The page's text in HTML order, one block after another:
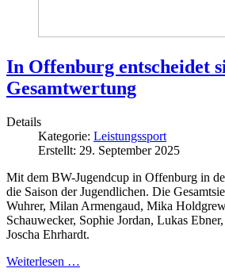
In Offenburg entscheidet
Gesamtwertung
Details
Kategorie: Leistungssport
Erstellt: 29. September 2025
Mit dem BW-Jugendcup in Offenburg in
die Saison der Jugendlichen. Die
Wuhrer, Milan Armengaud, Mika
Schauwecker, Sophie Jordan, Lukas
Joscha Ehrhardt.
Weiterlesen …